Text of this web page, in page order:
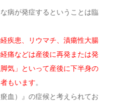
病が発症するということは臨
疾患、リウマチ、漬瘍性大腸
痛などは産後に再発または発
脚気」といって産後に下半身の
もいます 。
血）』の症候と考えられてお